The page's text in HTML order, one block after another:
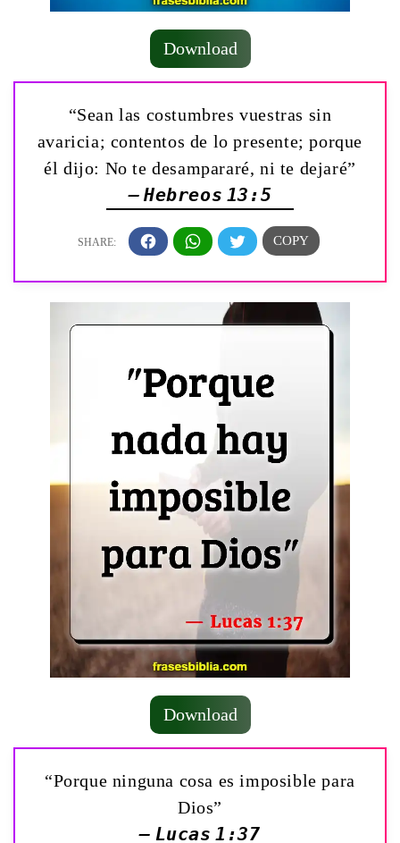
Download
“Sean las costumbres vuestras sin
avaricia; contentos de lo presente; porque
él dijo: No te desampararé, ni te dejaré”
— Hebreos 13:5
Download
“Porque ninguna cosa es imposible para
Dios”
— Lucas 1:37